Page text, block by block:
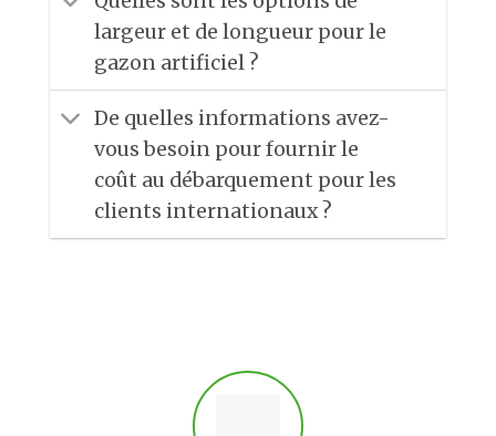
largeur et de longueur pour le
gazon artificiel ?
De quelles informations avez-
vous besoin pour fournir le
coût au débarquement pour les
clients internationaux ?